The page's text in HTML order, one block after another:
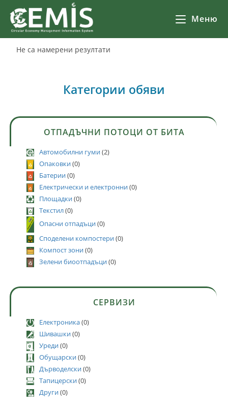
Меню
Не са намерени резултати
Категории обяви
ОТПАДЪЧНИ ПОТОЦИ ОТ БИТА
Автомобилни гуми(2)
Опаковки(0)
Батерии(0)
Електрически и електронни(0)
Площадки(0)
Текстил(0)
Опасни отпадъци(0)
Споделени компостери(0)
Компост зони(0)
Зелени биоотпадъци(0)
СЕРВИЗИ
Електроника(0)
Шивашки(0)
Уреди(0)
Обущарски(0)
Дърводелски(0)
Тапицерски(0)
Други(0)